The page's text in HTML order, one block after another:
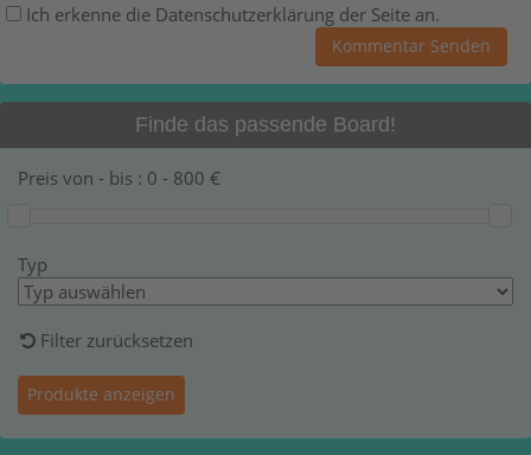
Ich erkenne die Datenschutzerklärung der Seite an.
Finde das passende Board!
Preis von - bis : 0 - 800 €
Typ
Filter zurücksetzen